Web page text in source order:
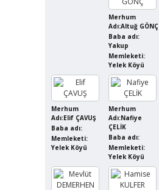
Merhum
Adı:Altuğ GÖNÇ
Baba adı:
Yakup
Memleketi:
Yelek Köyü
Merhum
Adı:Elif ÇAVUŞ
Baba adı:
Memleketi:
Yelek Köyü
Merhum
Adı:Nafiye
ÇELİK
Baba adı:
Memleketi:
Yelek Köyü